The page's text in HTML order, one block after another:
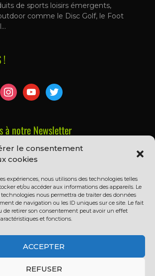
le consentement
cookies
expériences, nous utilisons des technologies telles
et/ou accéder aux informations des appareils. Le
nous permettra de traiter des données
de navigation ou les ID uniques sur ce site. Le fait
de retirer son consentement peut avoir un effet
et fonctions.
ACCEPTER
REFUSER
de sports loisirs émergents,
comme le Disc Golf, le Foot
!
à notre Newsletter
complet